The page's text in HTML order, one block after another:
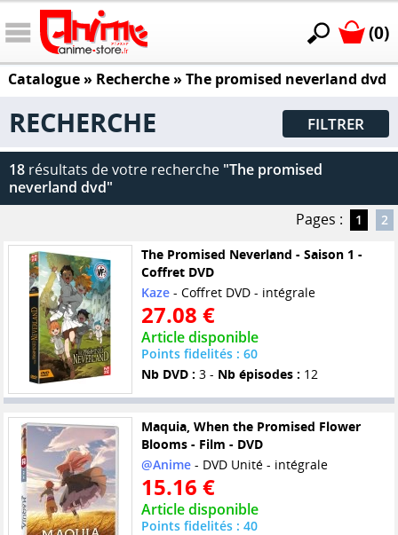
(0)
Catalogue» Recherche » The promised neverland dvd
RECHERCHE FILTRER
18 résultats de votre recherche "The promised
neverland dvd"
Pages :
1 2
The Promised Neverland - Saison 1 -
Coffret DVD
Kaze- Coffret DVD - intégrale
27.08 €
Article disponible
Points fidelités : 60
Nb DVD : 3 - Nb épisodes : 12
Maquia, When the Promised Flower
Blooms - Film - DVD
@Anime- DVD Unité - intégrale
15.16 €
Article disponible
Points fidelités : 40